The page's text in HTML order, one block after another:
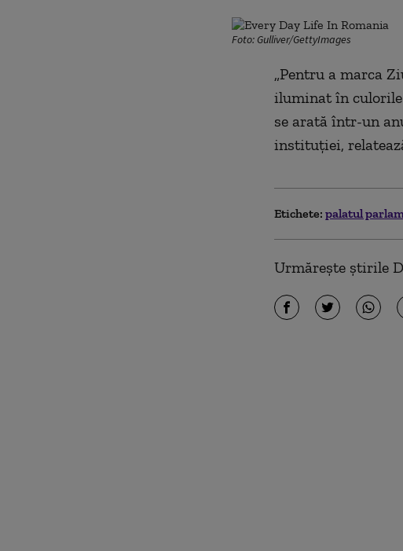
Foto: Gulliver/GettyImages
„Pentru a marca
iluminat în culorile
se arată într-un
instituției,
Etichete: palatul
Urmărește știrile